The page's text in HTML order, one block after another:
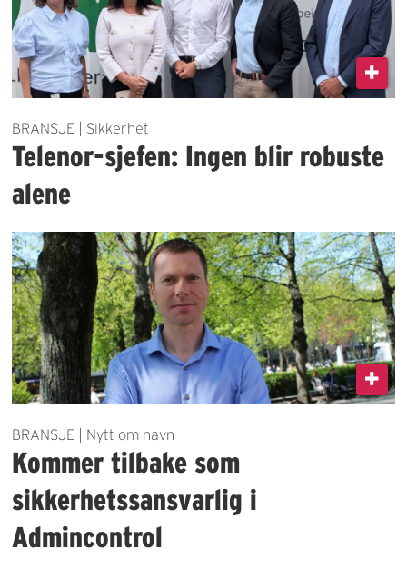
BRANSJE | Sikkerhet
Telenor-sjefen: Ingen blir robuste
alene
BRANSJE | Nytt om navn
Kommer tilbake som
sikkerhetssansvarlig i
Admincontrol